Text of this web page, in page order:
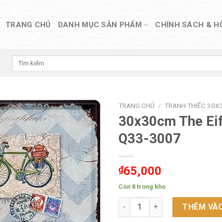
TRANG CHỦ DANH MỤC SẢN PHẨM CHÍNH SÁCH &
Tìm
TRANG CHỦ / TRANH THIẾC
30x30cm The
Q33-3007
₫65,000
Còn 8 trong kho
30x30cm The Eiffel Tower
THÊM